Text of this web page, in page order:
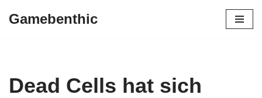
Gamebenthic
Dead Cells hat sich